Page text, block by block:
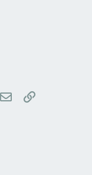
Email Link